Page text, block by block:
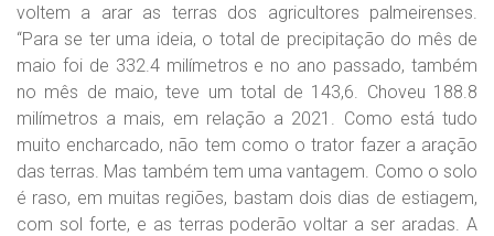
voltem a arar as terras dos agricultores palmeirenses.
“Para se ter uma ideia, o total de precipitação do mês de
maio foi de 332.4 milímetros e no ano passado, também
no mês de maio, teve um total de 143,6. Choveu 188.8
milímetros a mais, em relação a 2021. Como está tudo
muito encharcado, não tem como o trator fazer a aração
das terras. Mas também tem uma vantagem. Como o solo
é raso, em muitas regiões, bastam dois dias de estiagem,
com sol forte, e as terras poderão voltar a ser aradas. A